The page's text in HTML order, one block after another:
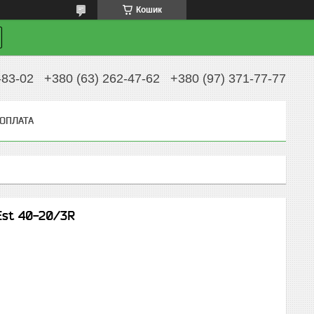
Кошик
02 +380 (63) 262-47-62 +380 (97) 371-77-77
40-20/3R